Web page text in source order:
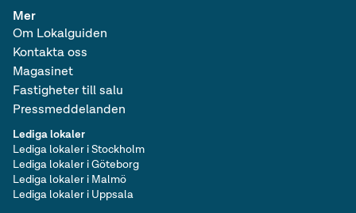
Mer
Om Lokalguiden
Kontakta oss
Magasinet
Fastigheter till salu
Pressmeddelanden
Lediga lokaler
Lediga lokaler i Stockholm
Lediga lokaler i Göteborg
Lediga lokaler i Malmö
Lediga lokaler i Uppsala